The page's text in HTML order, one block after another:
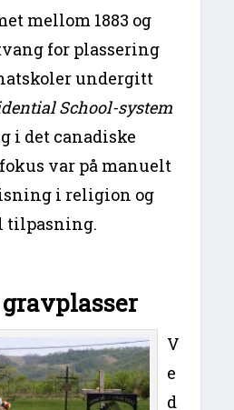
mellom 1883 og
for plassering
undergitt
School-system
i det canadiske
var på manuelt
i religion og
tilpasning.
V
e
d